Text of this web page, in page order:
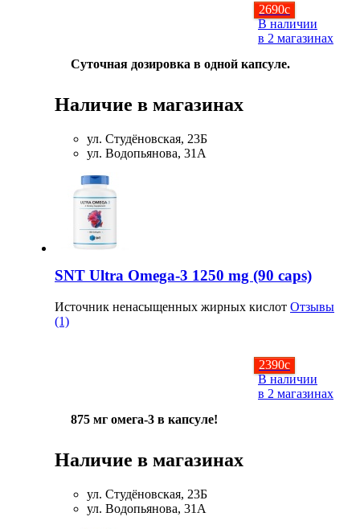
2690c
В наличии
в 2 магазинах
Суточная дозировка в одной капсуле.
Наличие в магазинах
ул. Студёновская, 23Б
ул. Водопьянова, 31А
2390c
В наличии
в 2 магазинах
SNT Ultra Omega-3 1250 mg (90 caps)
Источник ненасыщенных жирных кислот Отзывы
(1)
875 мг омега-3 в капсуле!
Наличие в магазинах
ул. Студёновская, 23Б
ул. Водопьянова, 31А